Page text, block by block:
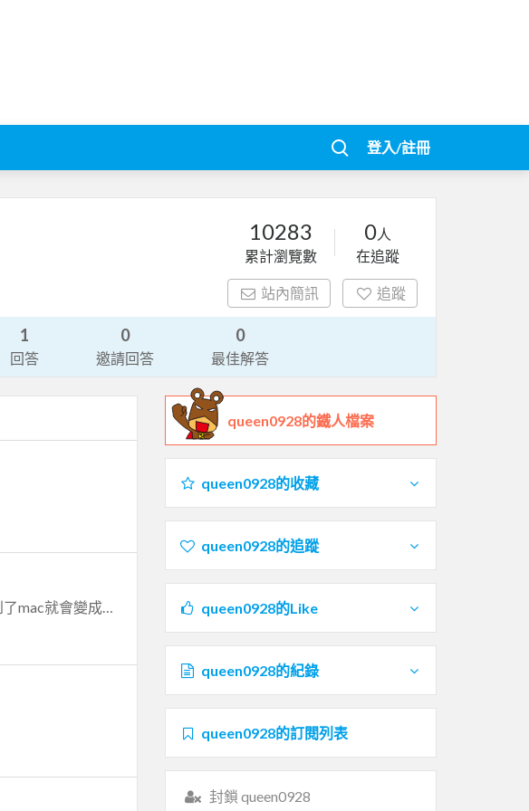
登入/註冊
10283
累計瀏覽數
0人
在追蹤
站內簡訊 追蹤
1
回答
0
邀請回答
0
最佳解答
queen0928的鐵人檔案
queen0928的收藏
queen0928的追蹤
queen0928的Like
queen0928的紀錄
queen0928的訂閱列表
封鎖 queen0928